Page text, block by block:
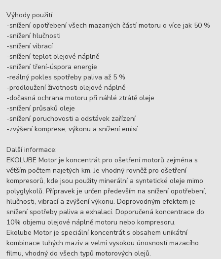
Výhody použití:
-snížení opotřebení všech mazaných částí motoru o více jak 50 %
-snížení hlučnosti
-snížení vibrací
-snížení teplot olejové náplně
-snížení tření-úspora energie
-reálný pokles spotřeby paliva až 5 %
-prodloužení životnosti olejové náplně
-dočasná ochrana motoru při náhlé ztrátě oleje
-snížení průsaků oleje
-snížení poruchovosti a odstávek zařízení
-zvýšení komprese, výkonu a snížení emisí
Další informace:
EKOLUBE Motor je koncentrát pro ošetření motorů zejména s
větším počtem najetých km. Je vhodný rovněž pro ošetření
kompresorů, kde jsou použity minerální a syntetické oleje mimo
polyglykolů. Přípravek je určen především na snížení opotřebení,
hlučnosti, vibrací a zvýšení výkonu. Doprovodným efektem je
snížení spotřeby paliva a exhalací. Doporučená koncentrace do
10% objemu olejové náplně motoru nebo kompresoru.
Ekolube Motor je speciální koncentrát s obsahem unikátní
kombinace tuhých maziv a velmi vysokou únosností mazacího
filmu, vhodný do všech typů motorových olejů.